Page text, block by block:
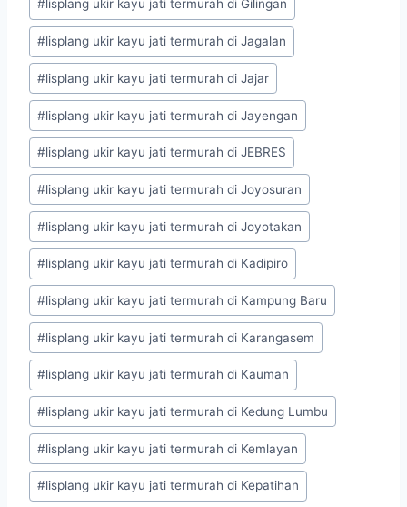
#lisplang ukir kayu jati termurah di Gilingan
#lisplang ukir kayu jati termurah di Jagalan
#lisplang ukir kayu jati termurah di Jajar
#lisplang ukir kayu jati termurah di Jayengan
#lisplang ukir kayu jati termurah di JEBRES
#lisplang ukir kayu jati termurah di Joyosuran
#lisplang ukir kayu jati termurah di Joyotakan
#lisplang ukir kayu jati termurah di Kadipiro
#lisplang ukir kayu jati termurah di Kampung Baru
#lisplang ukir kayu jati termurah di Karangasem
#lisplang ukir kayu jati termurah di Kauman
#lisplang ukir kayu jati termurah di Kedung Lumbu
#lisplang ukir kayu jati termurah di Kemlayan
#lisplang ukir kayu jati termurah di Kepatihan